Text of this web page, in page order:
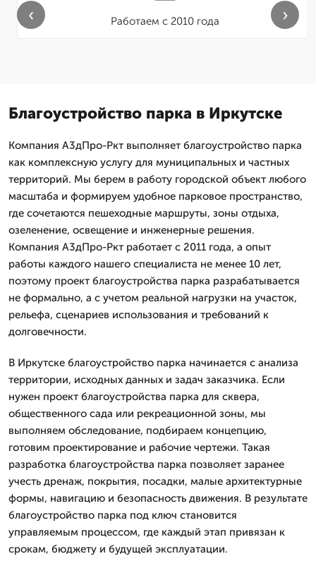
Работаем с 2010 года
‹ ›
Благоустройство парка в Иркутске
Компания А3дПро-Ркт выполняет благоустройство парка
как комплексную услугу для муниципальных и частных
территорий. Мы берем в работу городской объект любого
масштаба и формируем удобное парковое пространство,
где сочетаются пешеходные маршруты, зоны отдыха,
озеленение, освещение и инженерные решения.
Компания А3дПро-Ркт работает с 2011 года, а опыт
работы каждого нашего специалиста не менее 10 лет,
поэтому проект благоустройства парка разрабатывается
не формально, а с учетом реальной нагрузки на участок,
рельефа, сценариев использования и требований к
долговечности.
В Иркутске благоустройство парка начинается с анализа
территории, исходных данных и задач заказчика. Если
нужен проект благоустройства парка для сквера,
общественного сада или рекреационной зоны, мы
выполняем обследование, подбираем концепцию,
готовим проектирование и рабочие чертежи. Такая
разработка благоустройства парка позволяет заранее
учесть дренаж, покрытия, посадки, малые архитектурные
формы, навигацию и безопасность движения. В результате
благоустройство парка под ключ становится
управляемым процессом, где каждый этап привязан к
срокам, бюджету и будущей эксплуатации.